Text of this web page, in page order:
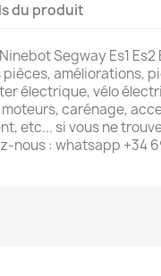
du produit
Segway Es1 Es2
améliorations,
électrique, vélo
carénage,
etc... si vous ne
nous : whatsapp +34